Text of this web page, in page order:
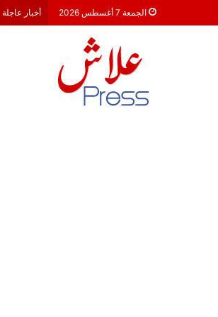
الجمعة 7 أغسطس 2026 أخبار عاجلة